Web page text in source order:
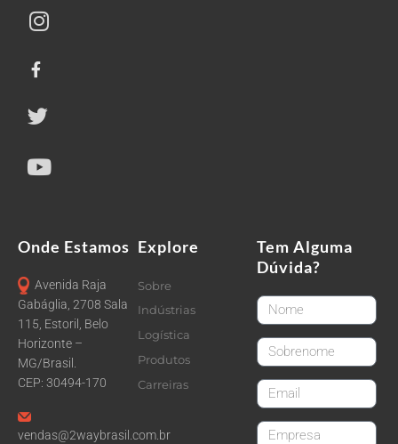
Onde Estamos
Avenida Raja
Gabáglia, 2708 Sala
115, Estoril, Belo
Horizonte –
MG/Brasil.
CEP: 30494-170
vendas@2waybrasil.com.br
Explore
Sobre
Indústrias
Logística
Produtos
Carreiras
Tem Alguma
Dúvida?
FirstName
LastName
email
CompanyName